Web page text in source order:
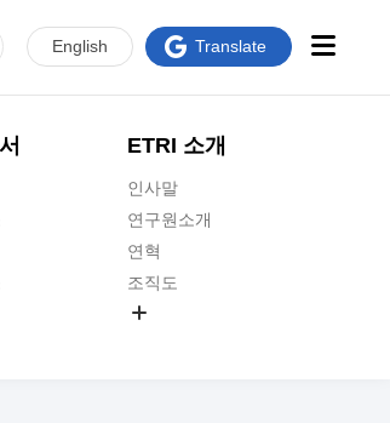
ETRI 소개
인사말
연구원소개
연혁
조직도
English Translate